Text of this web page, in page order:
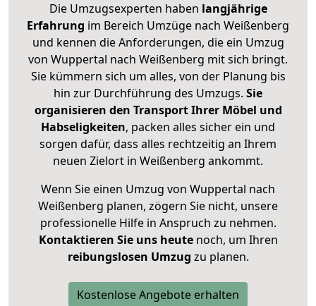
Die Umzugsexperten haben langjährige
Erfahrung im Bereich Umzüge nach Weißenberg
und kennen die Anforderungen, die ein Umzug
von Wuppertal nach Weißenberg mit sich bringt.
Sie kümmern sich um alles, von der Planung bis
hin zur Durchführung des Umzugs. Sie
organisieren den Transport Ihrer Möbel und
Habseligkeiten, packen alles sicher ein und
sorgen dafür, dass alles rechtzeitig an Ihrem
neuen Zielort in Weißenberg ankommt.
Wenn Sie einen Umzug von Wuppertal nach
Weißenberg planen, zögern Sie nicht, unsere
professionelle Hilfe in Anspruch zu nehmen.
Kontaktieren Sie uns heutenoch, um Ihren
reibungslosen Umzug zu planen.
Kostenlose Angebote erhalten